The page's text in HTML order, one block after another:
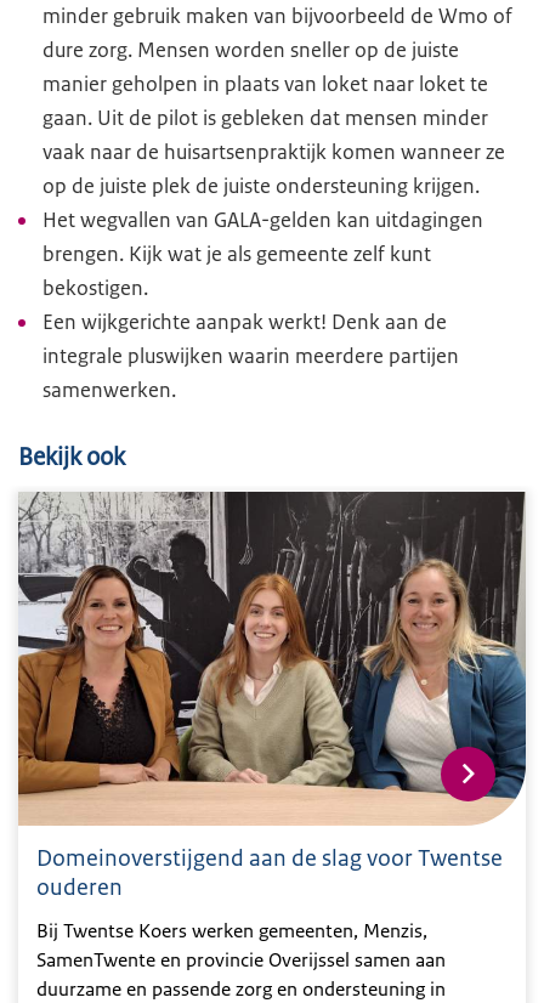
minder gebruik maken van bijvoorbeeld de Wmo of
dure zorg. Mensen worden sneller op de juiste
manier geholpen in plaats van loket naar loket te
gaan. Uit de pilot is gebleken dat mensen minder
vaak naar de huisartsenpraktijk komen wanneer ze
op de juiste plek de juiste ondersteuning krijgen.
Het wegvallen van GALA-gelden kan uitdagingen
brengen. Kijk wat je als gemeente zelf kunt
bekostigen.
Een wijkgerichte aanpak werkt! Denk aan de
integrale pluswijken waarin meerdere partijen
samenwerken.
Bekijk ook
Domeinoverstijgend aan de slag voor Twentse
ouderen
Bij Twentse Koers werken gemeenten, Menzis,
SamenTwente en provincie Overijssel samen aan
duurzame en passende zorg en ondersteuning in